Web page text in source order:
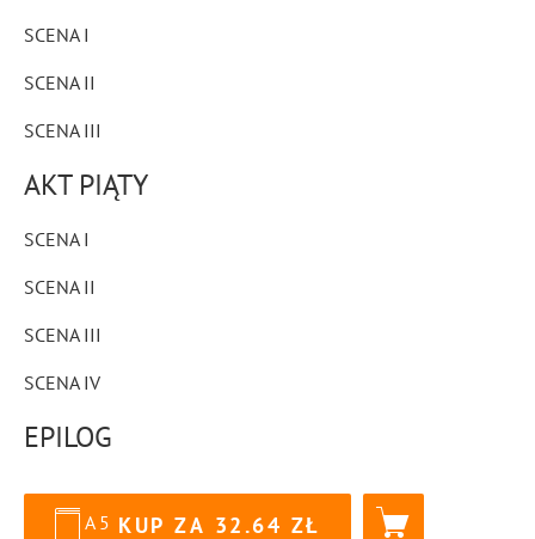
SCENA I
SCENA II
SCENA III
AKT PIĄTY
SCENA I
SCENA II
SCENA III
SCENA IV
EPILOG
A5 KUP ZA 32.64